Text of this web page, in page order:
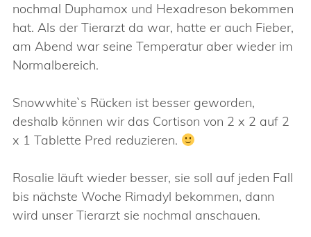
nochmal Duphamox und Hexadreson bekommen
hat. Als der Tierarzt da war, hatte er auch Fieber,
am Abend war seine Temperatur aber wieder im
Normalbereich.
Snowwhite`s Rücken ist besser geworden,
deshalb können wir das Cortison von 2 x 2 auf 2
x 1 Tablette Pred reduzieren.
Rosalie läuft wieder besser, sie soll auf jeden Fall
bis nächste Woche Rimadyl bekommen, dann
wird unser Tierarzt sie nochmal anschauen.